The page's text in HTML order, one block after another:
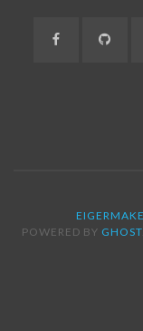
Facebook
POWERED BY GHOST